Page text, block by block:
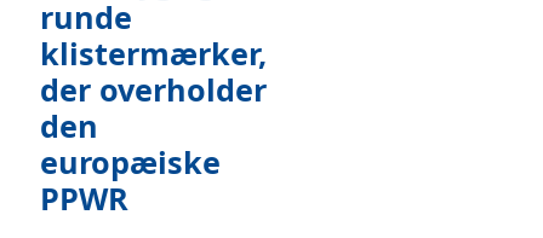
runde
klistermærker,
der overholder
den
europæiske
PPWR